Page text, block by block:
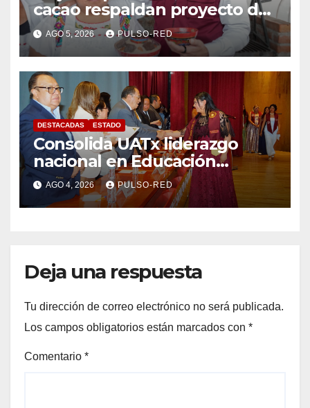
cacao respaldan proyecto de
Alfonso Sánchez García
rumbo a la Coordinación
Estatal de Morena
AGO 5, 2026 PULSO-RED
DESTACADAS ESTADO
Consolida UATx liderazgo
nacional en Educación
Especial, Gerontología y
Ciencias de la Familia
AGO 4, 2026 PULSO-RED
Deja una respuesta
Tu dirección de correo electrónico no será publicada.
Los campos obligatorios están marcados con *
Comentario *